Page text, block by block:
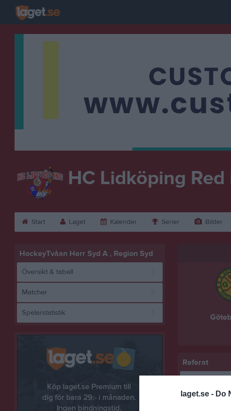
laget.se - Do
HC Lidköping Red
Start Laget Kalender Serier Bilder
HockeyTvåan Herr Syd A , Region Syd
Översikt & tabell
Matcher
Spelarstatistik
Referat